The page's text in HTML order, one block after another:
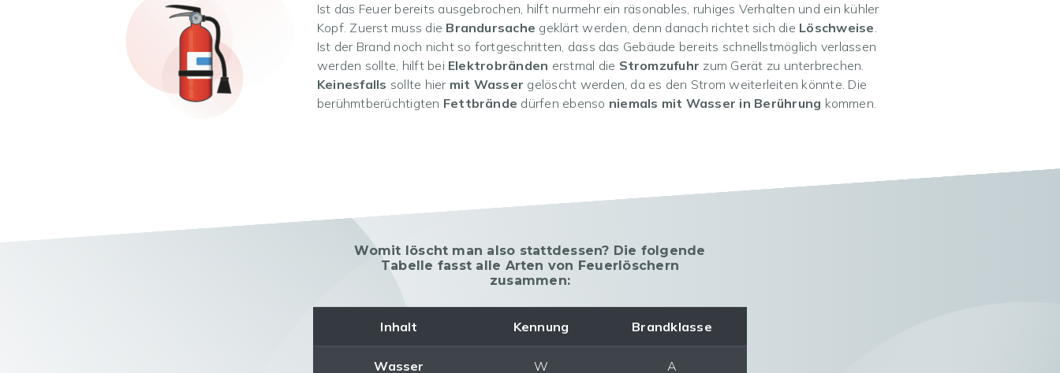
Ist das Feuer bereits ausgebrochen, hilft nurmehr ein räsonables, ruhiges Verhalten und ein kühler
Kopf. Zuerst muss die Brandursache geklärt werden, denn danach richtet sich die Löschweise.
Ist der Brand noch nicht so fortgeschritten, dass das Gebäude bereits schnellstmöglich verlassen
werden sollte, hilft bei Elektrobränden erstmal die Stromzufuhr zum Gerät zu unterbrechen.
Keinesfalls sollte hier mit Wasser gelöscht werden, da es den Strom weiterleiten könnte. Die
berühmtberüchtigten Fettbrände dürfen ebenso niemals mit Wasser in Berührung kommen.
Womit löscht man also stattdessen? Die folgende
Tabelle fasst alle Arten von Feuerlöschern
zusammen:
Inhalt Kennung Brandklasse
Wasser W A